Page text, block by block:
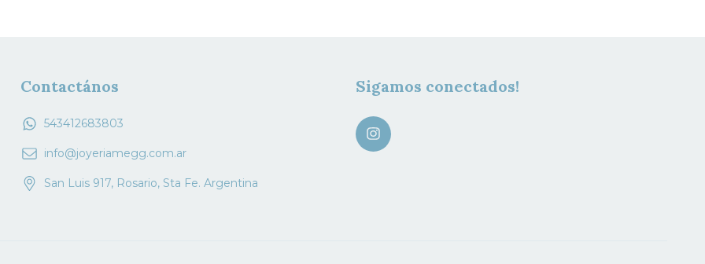
Contactános
543412683803
info@joyeriamegg.com.ar
San Luis 917, Rosario, Sta Fe. Argentina
Sigamos conectados!